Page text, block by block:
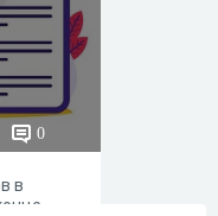
0
в
-